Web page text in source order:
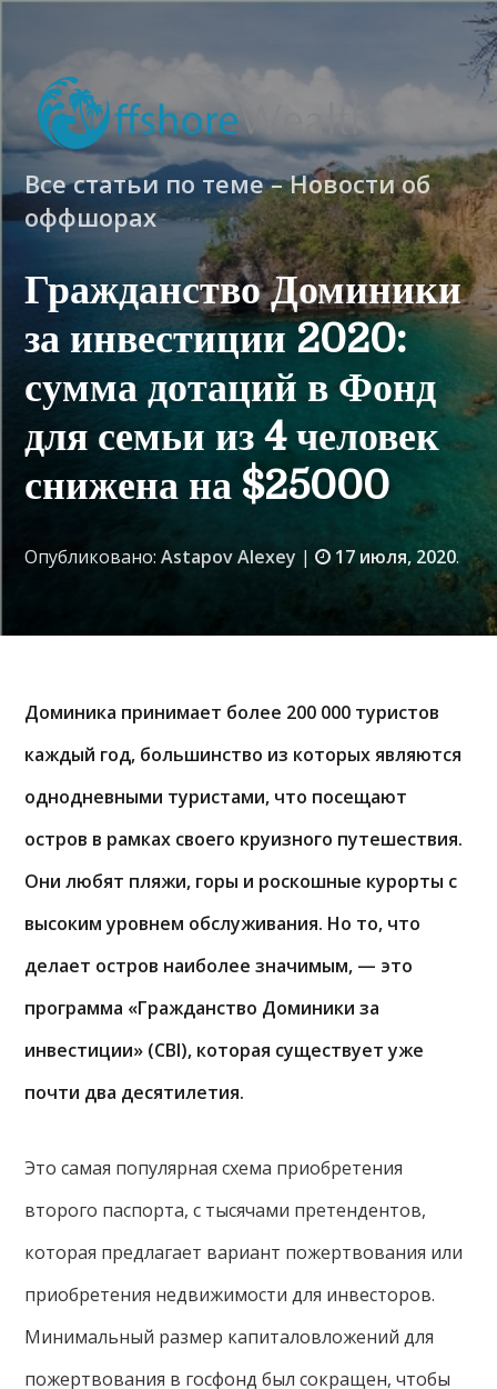
Все статьи по теме – Новости об
оффшорах
Гражданство Доминики
за инвестиции 2020:
сумма дотаций в Фонд
для семьи из 4 человек
снижена на $25000
Опубликовано:Astapov Alexey | 17 июля, 2020.
Доминика принимает более 200 000 туристов
каждый год, большинство из которых являются
однодневными туристами, что посещают
остров в рамках своего круизного путешествия.
Они любят пляжи, горы и роскошные курорты с
высоким уровнем обслуживания. Но то, что
делает остров наиболее значимым, — это
программа «Гражданство Доминики за
инвестиции» (CBI), которая существует уже
почти два десятилетия.
Это самая популярная схема приобретения
второго паспорта, с тысячами претендентов,
которая предлагает вариант пожертвования или
приобретения недвижимости для инвесторов.
Минимальный размер капиталовложений для
пожертвования в госфонд был сокращен, чтобы